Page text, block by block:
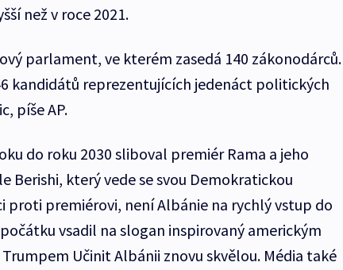
než v roce 2021.
parlament, ve kterém zasedá 140 zákonodárců.
kandidátů reprezentujících jedenáct politických
píše AP.
do roku 2030 sliboval premiér Rama a jeho
Berishi, který vede se svou Demokratickou
proti premiérovi, není Albánie na rychlý vstup do
vsadil na slogan inspirovaný americkým
Učinit Albánii znovu skvělou. Média také